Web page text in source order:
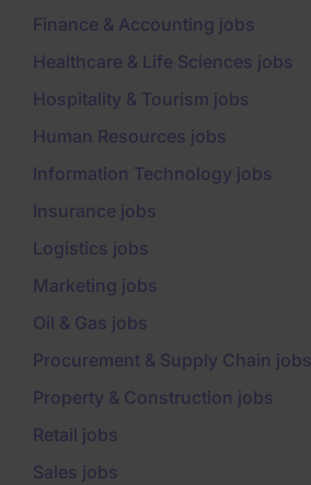
Finance & Accounting jobs
Healthcare & Life Sciences jobs
Hospitality & Tourism jobs
Human Resources jobs
Information Technology jobs
Insurance jobs
Logistics jobs
Marketing jobs
Oil & Gas jobs
Procurement & Supply Chain jobs
Property & Construction jobs
Retail jobs
Sales jobs